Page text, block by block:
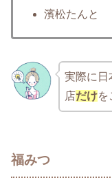
濱松たんと
実際に日
店だけを
福みつ